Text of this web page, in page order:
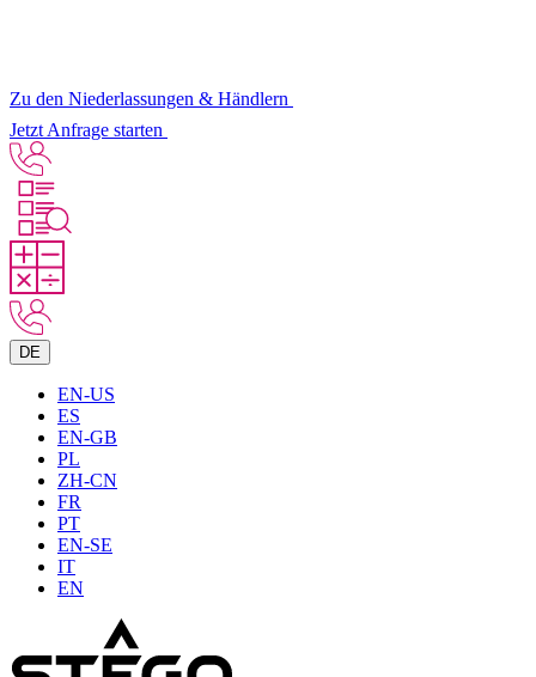
Zu den Niederlassungen & Händlern
Jetzt Anfrage starten
DE
EN-US
ES
EN-GB
PL
ZH-CN
FR
PT
EN-SE
IT
EN